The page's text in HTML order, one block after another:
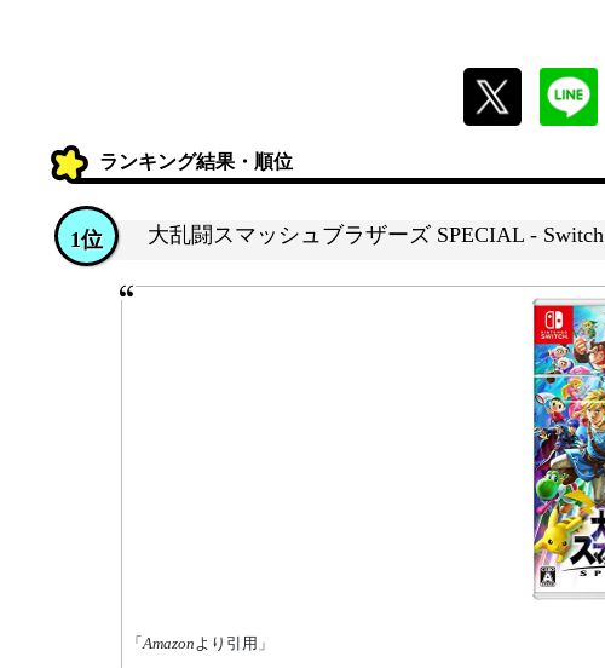
ランキング結果・順位
大乱闘スマッシュブラザーズ SPECIAL - Switch
1位
「Amazonより引用」